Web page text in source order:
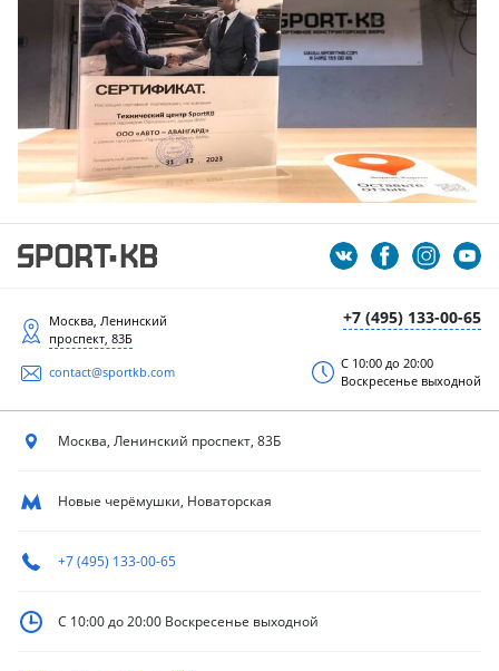
+7 (495) 133-00-65
Москва, Ленинский
проспект, 83Б
contact@sportkb.com
С 10:00 до 20:00
Воскресенье выходной
Москва, Ленинский проспект, 83Б
Новые черёмушки, Новаторская
+7 (495) 133-00-65
С 10:00 до 20:00 Воскресенье выходной